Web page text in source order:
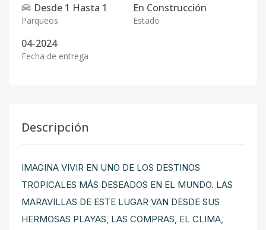
Desde 1 Hasta 1
Parqueos
En Construcción
Estado
04-2024
Fecha de entrega
Descripción
IMAGINA VIVIR EN UNO DE LOS DESTINOS
TROPICALES MÁS DESEADOS EN EL MUNDO. LAS
MARAVILLAS DE ESTE LUGAR VAN DESDE SUS
HERMOSAS PLAYAS, LAS COMPRAS, EL CLIMA,